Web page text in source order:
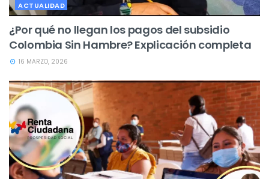
ACTUALIDAD
¿Por qué no llegan los pagos del subsidio
Colombia Sin Hambre? Explicación completa
16 MARZO, 2026